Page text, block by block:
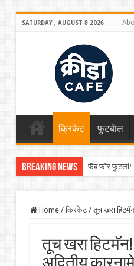
SATURDAY , AUGUST 8 2026
क्रिकेट फुटबॅाल
Breaking News फॅब फोर फुटली!
Home / क्रिकेट / तूच खरा
तूच खरा हिटमॅन!